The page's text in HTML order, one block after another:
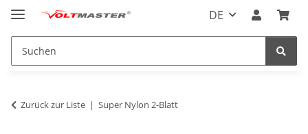
DE
Zurück zur Liste Super Nylon 2-Blatt